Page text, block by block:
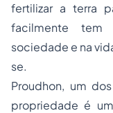
fertilizar a terra
facilmente tem
sociedade e na
se.
Proudhon, um
propriedade é